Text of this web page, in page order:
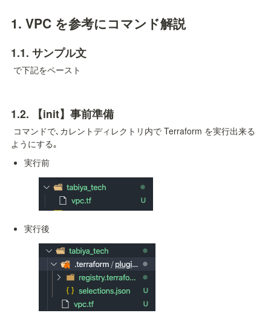
1. VPC を参考にコマンド解説
1.1. サンプル文
で下記をペースト
1.2. 【init】事前準備
コマンドで､カレントディレクトリ内で Terraform を実行出来る
ようにする｡
実行前
実行後